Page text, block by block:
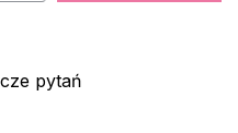
pytań